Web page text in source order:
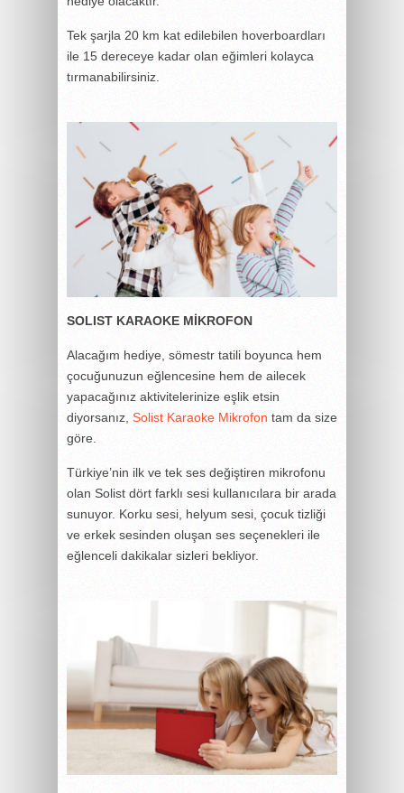
Tek şarjla 20 km kat edilebilen hoverboardları
ile 15 dereceye kadar olan eğimleri kolayca
tırmanabilirsiniz.
SOLIST KARAOKE MİKROFON
Alacağım hediye, sömestr tatili boyunca hem
çocuğunuzun eğlencesine hem de ailecek
yapacağınız aktivitelerinize eşlik etsin
diyorsanız, Solist Karaoke Mikrofon tam da size
göre.
Türkiye’nin ilk ve tek ses değiştiren mikrofonu
olan Solist dört farklı sesi kullanıcılara bir arada
sunuyor. Korku sesi, helyum sesi, çocuk tizliği
ve erkek sesinden oluşan ses seçenekleri ile
eğlenceli dakikalar sizleri bekliyor.